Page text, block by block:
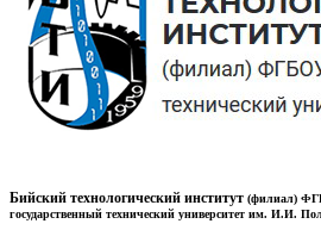
Бийский технологический институт (филиал)
государственный технический университет им. И.И.